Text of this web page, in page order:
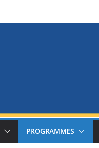
PROGRAMMES